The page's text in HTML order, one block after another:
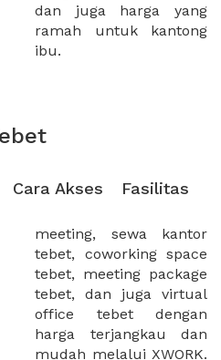
ibu.
Cara Akses Fasilitas